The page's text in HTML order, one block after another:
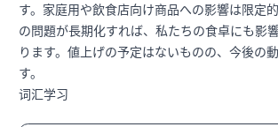
す。家庭用や飲食店向け商品への影響は限定
の問題が長期化すれば、私たちの食卓にも影
ります。値上げの予定はないものの、今後の
す。
词汇学习